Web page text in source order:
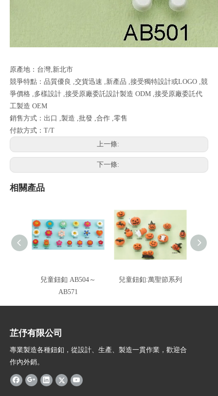
原產地：台灣,新北市
競爭特點：品質優良 ,交貨迅速 ,新產品 ,接受獨特設計或LOGO ,競
爭價格 ,多樣設計 ,接受原廠委託設計製造 ODM ,接受原廠委託代
工製造 OEM
銷售方式：出口 ,製造 ,批發 ,合作 ,零售
付款方式：T/T
上一條:
下一條:
相關產品
兒童鈕釦 AB504～
AB571
兒童鈕釦:萬聖節系列
芷伃有限公司
專業製造各種鈕釦，從設計、生產、製造一貫作業，歡迎合
作內外銷。